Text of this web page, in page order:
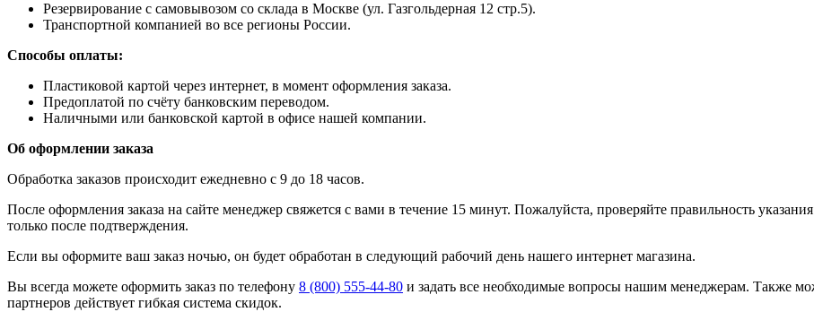
​Резервирование с самовывозом со склада в Москве (ул. Газгольдерная 12 стр.5).
Транспортной компанией во все регионы России.
Способы оплаты:
​Пластиковой картой через интернет, в момент оформления заказа.
​Предоплатой по счёту банковским переводом.
​Наличными или банковской картой в офисе нашей компании.
Об оформлении заказа
Обработка заказов происходит ежедневно с 9 до 18 часов.
После оформления заказа на сайте менеджер свяжется с вами в течение 15 минут. Пожалуйста, проверяйте правильность
только после подтверждения.
Если вы оформите ваш заказ ночью, он будет обработан в следующий рабочий день нашего интернет магазина.
Вы всегда можете оформить заказ по телефону 8 (800) 555-44-80 и задать все необходимые вопросы нашим менеджерам. Также
партнеров действует гибкая система скидок.